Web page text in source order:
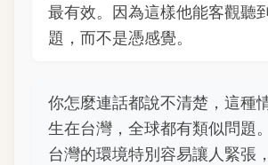
最有效。因為這樣他能客觀聽
題，而不是憑感覺。
你怎麼連話都說不清楚，這種
生在台灣，全球都有類似問題
台灣的環境特別容易讓人緊張